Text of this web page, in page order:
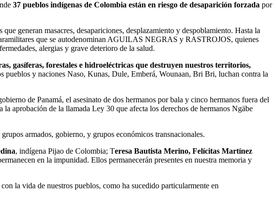
37 pueblos indígenas de Colombia están en riesgo de desaparición forzada por
generan masacres, desapariciones, desplazamiento y despoblamiento. Hasta la
que se autodenominan AGUILAS NEGRAS y RASTROJOS, quienes
alergias y grave deterioro de la salud.
gasíferas, forestales e hidroeléctricas que destruyen nuestros territorios,
pueblos y naciones Naso, Kunas, Dule, Emberá, Wounaan, Bri Bri, luchan contra la
de Panamá, el asesinato de dos hermanos por bala y cinco hermanos fuera del
aprobación de la llamada Ley 30 que afecta los derechos de hermanos Ngäbe
armados, gobierno, y grupos económicos transnacionales.
, indígena Pijao de Colombia; Teresa Bautista Merino, Felícitas Martínez
en la impunidad. Ellos permanecerán presentes en nuestra memoria y
la vida de nuestros pueblos, como ha sucedido particularmente en